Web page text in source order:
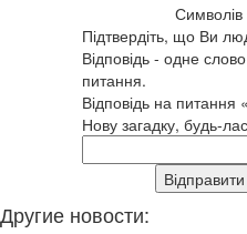
Підтвердіть, що Ви
Відповідь - одне
питання.
Відповідь на питання
Нову загадку, будь-
Другие новости: